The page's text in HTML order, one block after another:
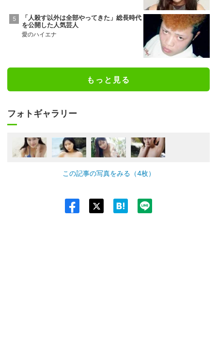
「人殺す以外は全部やってきた」総長時代
を公開した人気芸人
愛のハイエナ
もっと見る
フォトギャラリー
この記事の写真をみる（4枚）